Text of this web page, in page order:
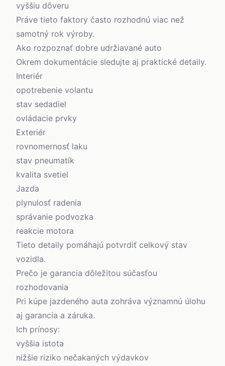
vyššiu dôveru
Práve tieto faktory často rozhodnú viac než
samotný rok výroby.
Ako rozpoznať dobre udržiavané auto
Okrem dokumentácie sledujte aj praktické detaily.
Interiér
opotrebenie volantu
stav sedadiel
ovládacie prvky
Exteriér
rovnomernosť laku
stav pneumatík
kvalita svetiel
Jazda
plynulosť radenia
správanie podvozka
reakcie motora
Tieto detaily pomáhajú potvrdiť celkový stav
vozidla.
Prečo je garancia dôležitou súčasťou
rozhodovania
Pri kúpe jazdeného auta zohráva významnú úlohu
aj garancia a záruka.
Ich prínosy:
vyššia istota
nižšie riziko nečakaných výdavkov